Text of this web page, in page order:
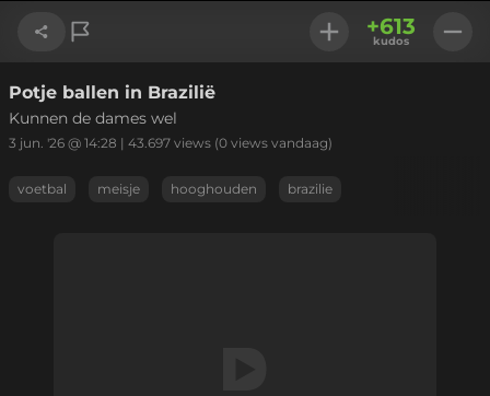
Link kopiëren
+613
kudos
Potje ballen in Brazilië
Kunnen de dames wel
3 jun. '26 @ 14:28 | 43.697 views (0 views vandaag)
voetbal meisje hooghouden brazilie